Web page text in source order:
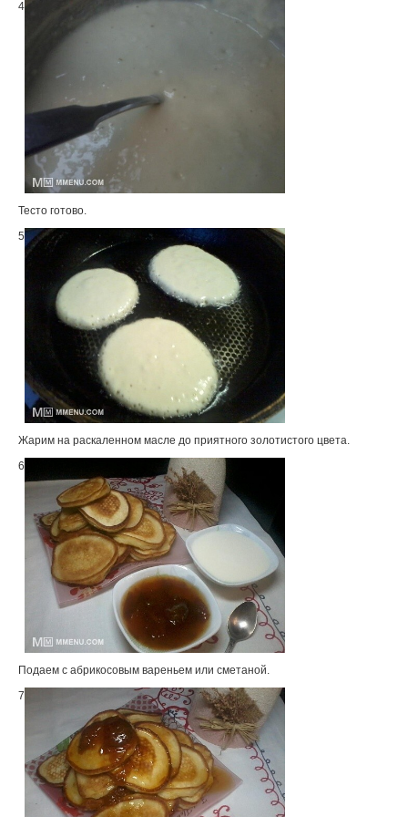
4
Тесто готово.
5
Жарим на раскаленном масле до приятного золотистого цвета.
6
Подаем с абрикосовым вареньем или сметаной.
7